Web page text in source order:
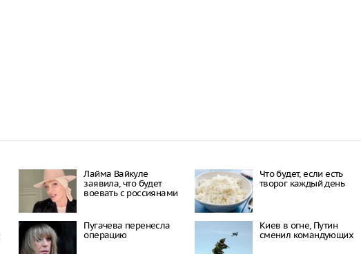
Лайма Вайкуле
заявила, что будет
воевать с россиянами
Что будет, если есть
творог каждый день
Пугачева перенесла
операцию
Киев в огне, Путин
сменил командующих